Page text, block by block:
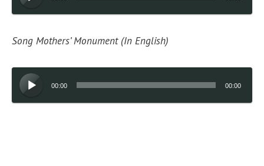
Song Mothers’ Monument (In English)
Audioesitaja
00:00 00:00